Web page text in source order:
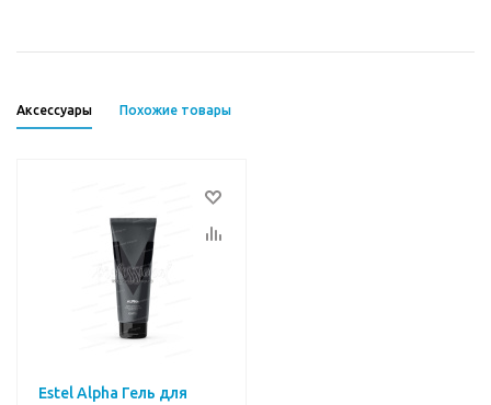
Аксессуары Похожие товары
Estel Alpha Гель для